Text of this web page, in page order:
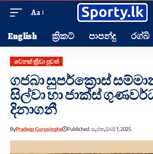
Aa
English ක්‍රිකට් පාපන්දු රග්බි
වෙනත් ක්‍රීඩා පුවත්
ගජබා සුපර්ක්‍රොස්
සිල්වා හා ජාක්ස්
දිනාගනී
ByPradeep Gurusinghe Published: සැප්තැම්බර් 1, 2025